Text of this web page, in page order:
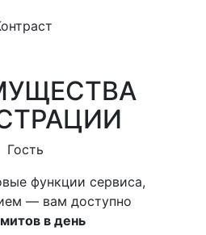
Гость
функции сервиса,
— вам доступно
в день